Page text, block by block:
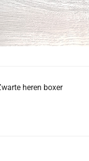
heren boxer